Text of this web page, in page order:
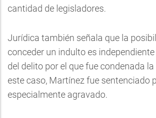
cantidad de legisladores.
Jurídica también señala que la
conceder un indulto es
del delito por el que fue condenada la
este caso, Martínez fue sentenciado
especialmente agravado.